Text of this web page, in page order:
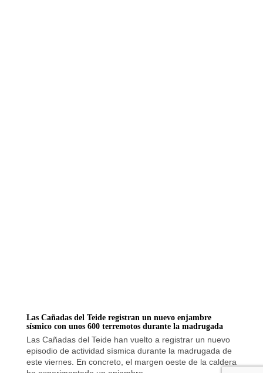
Las Cañadas del Teide registran un nuevo enjambre
sísmico con unos 600 terremotos durante la madrugada
Las Cañadas del Teide han vuelto a registrar un nuevo
episodio de actividad sísmica durante la madrugada de
este viernes. En concreto, el margen oeste de la caldera